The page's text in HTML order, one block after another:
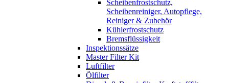
Scheibenfrostschutz,
Scheibenreiniger, Autopflege,
Reiniger & Zubehör
Kühlerfrostschutz
Bremsflüssigkeit
Inspektionssätze
Master Filter Kit
Luftfilter
Ölfilter